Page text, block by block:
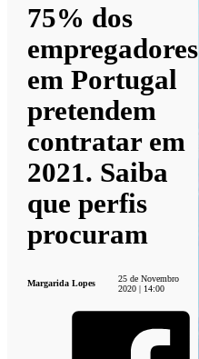
75% dos
empregadores
em Portugal
pretendem
contratar em
2021. Saiba
que perfis
procuram
Margarida Lopes
25 de Novembro
2020 | 14:00